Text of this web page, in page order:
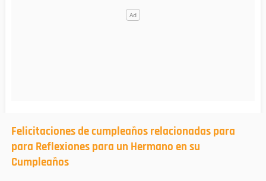
Felicitaciones de cumpleaños relacionadas para
para Reflexiones para un Hermano en su
Cumpleaños